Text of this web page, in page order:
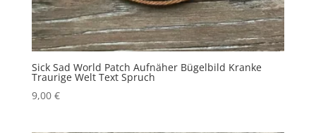
Sick Sad World Patch Aufnäher Bügelbild Kranke
Traurige Welt Text Spruch
9,00 €